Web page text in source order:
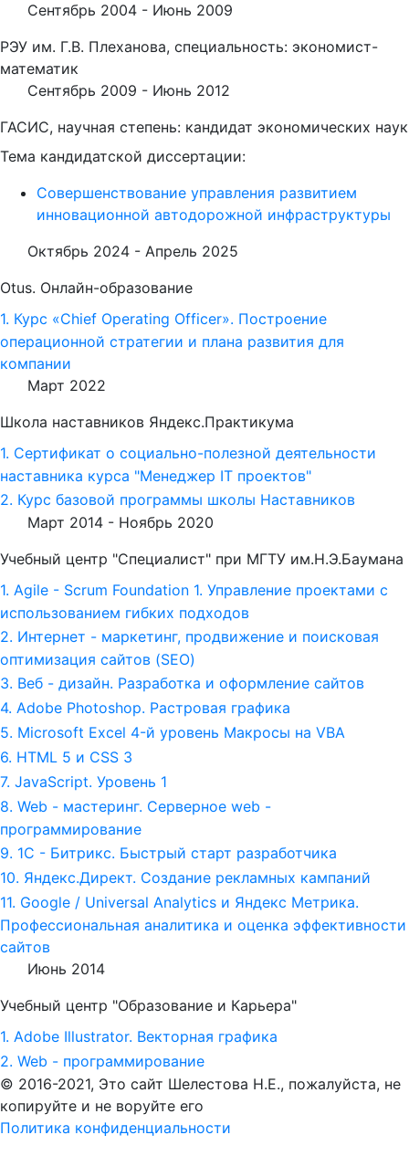
Сентябрь 2004 - Июнь 2009
РЭУ им. Г.В. Плеханова, специальность: экономист-
математик
Сентябрь 2009 - Июнь 2012
ГАСИС, научная степень: кандидат экономических наук
Тема кандидатской диссертации:
Совершенствование управления развитием
инновационной автодорожной инфраструктуры
Октябрь 2024 - Апрель 2025
Otus. Онлайн-образование
1. Курс «Chief Operating Officer». Построение
операционной стратегии и плана развития для
компании
Март 2022
Школа наставников Яндекс.Практикума
1. Сертификат о социально-полезной деятельности
наставника курса "Менеджер IT проектов"
2. Курс базовой программы школы Наставников
Март 2014 - Ноябрь 2020
Учебный центр "Специалист" при МГТУ им.Н.Э.Баумана
1. Agile - Scrum Foundation 1. Управление проектами с
использованием гибких подходов
2. Интернет - маркетинг, продвижение и поисковая
оптимизация сайтов (SEO)
3. Веб - дизайн. Разработка и оформление сайтов
4. Adobe Photoshop. Растровая графика
5. Microsoft Excel 4-й уровень Макросы на VBA
6. HTML 5 и СSS 3
7. JavaScript. Уровень 1
8. Web - мастеринг. Серверное web -
программирование
9. 1С - Битрикс. Быстрый старт разработчика
10. Яндекс.Директ. Создание рекламных кампаний
11. Google / Universal Analytics и Яндекс Метрика.
Профессиональная аналитика и оценка эффективности
сайтов
Июнь 2014
Учебный центр "Образование и Карьера"
1. Adobe Illustrator. Векторная графика
2. Web - программирование
© 2016-2021, Это сайт Шелестова Н.Е., пожалуйста, не
копируйте и не воруйте его
Политика конфиденциальности